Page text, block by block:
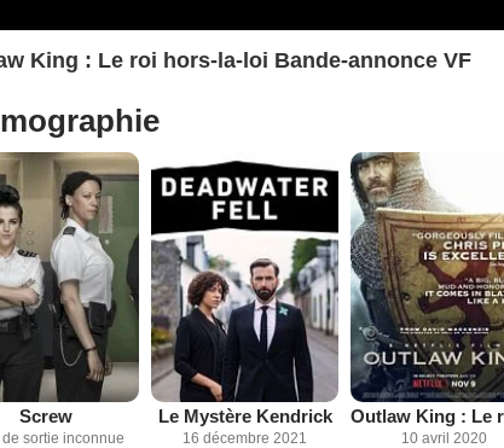
King : Le roi hors-la-loi Bande-annonce VF
Screw
de sortie inconnue
Le Mystère Kendrick
16 décembre 2021 10 avril 2020